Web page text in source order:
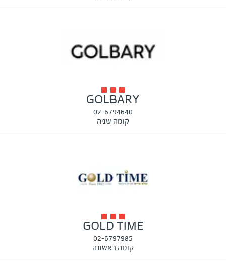
GOLBARY
02-6794640
קומה שניה
GOLD TIME
02-6797985
קומה ראשונה